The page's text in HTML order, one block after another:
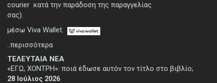
ΤΕΛΕΥΤΑΙΑ ΝΕΑ
«ΕΓΩ, ΧΟΝΤΡΗ»: ποιά έδωσε αυτόν τον τίτλο στο βιβλίο;
28 Ιούλιος 2026
courier κατά την παράδοση της παραγγελίας
σας).
μέσω Viva Wallet.
..περισσότερα